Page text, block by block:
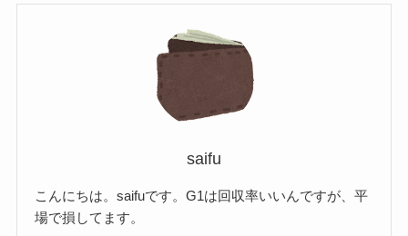
saifu
こんにちは。saifuです。G1は回収率いいんですが、平
場で損してます。